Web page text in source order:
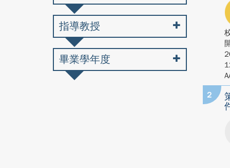
2
指導教授
畢業學年度